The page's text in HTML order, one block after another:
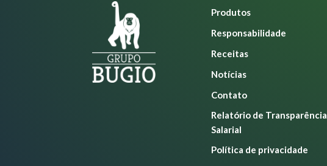
Produtos
Responsabilidade
Receitas
Notícias
Contato
Relatório de Transparência
Salarial
Política de privacidade